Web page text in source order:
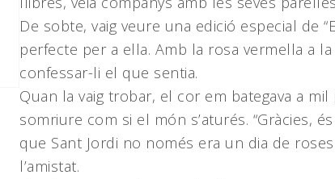
De sobte, vaig veure una edició especial de
perfecte per a ella. Amb la rosa vermella a
confessar-li el que sentia.
Quan la vaig trobar, el cor em bategava a
somriure com si el món s’aturés. “Gràcies,
que Sant Jordi no només era un dia de
l’amistat.